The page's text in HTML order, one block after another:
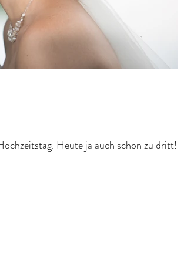
Heute ja auch schon zu dritt! :-)